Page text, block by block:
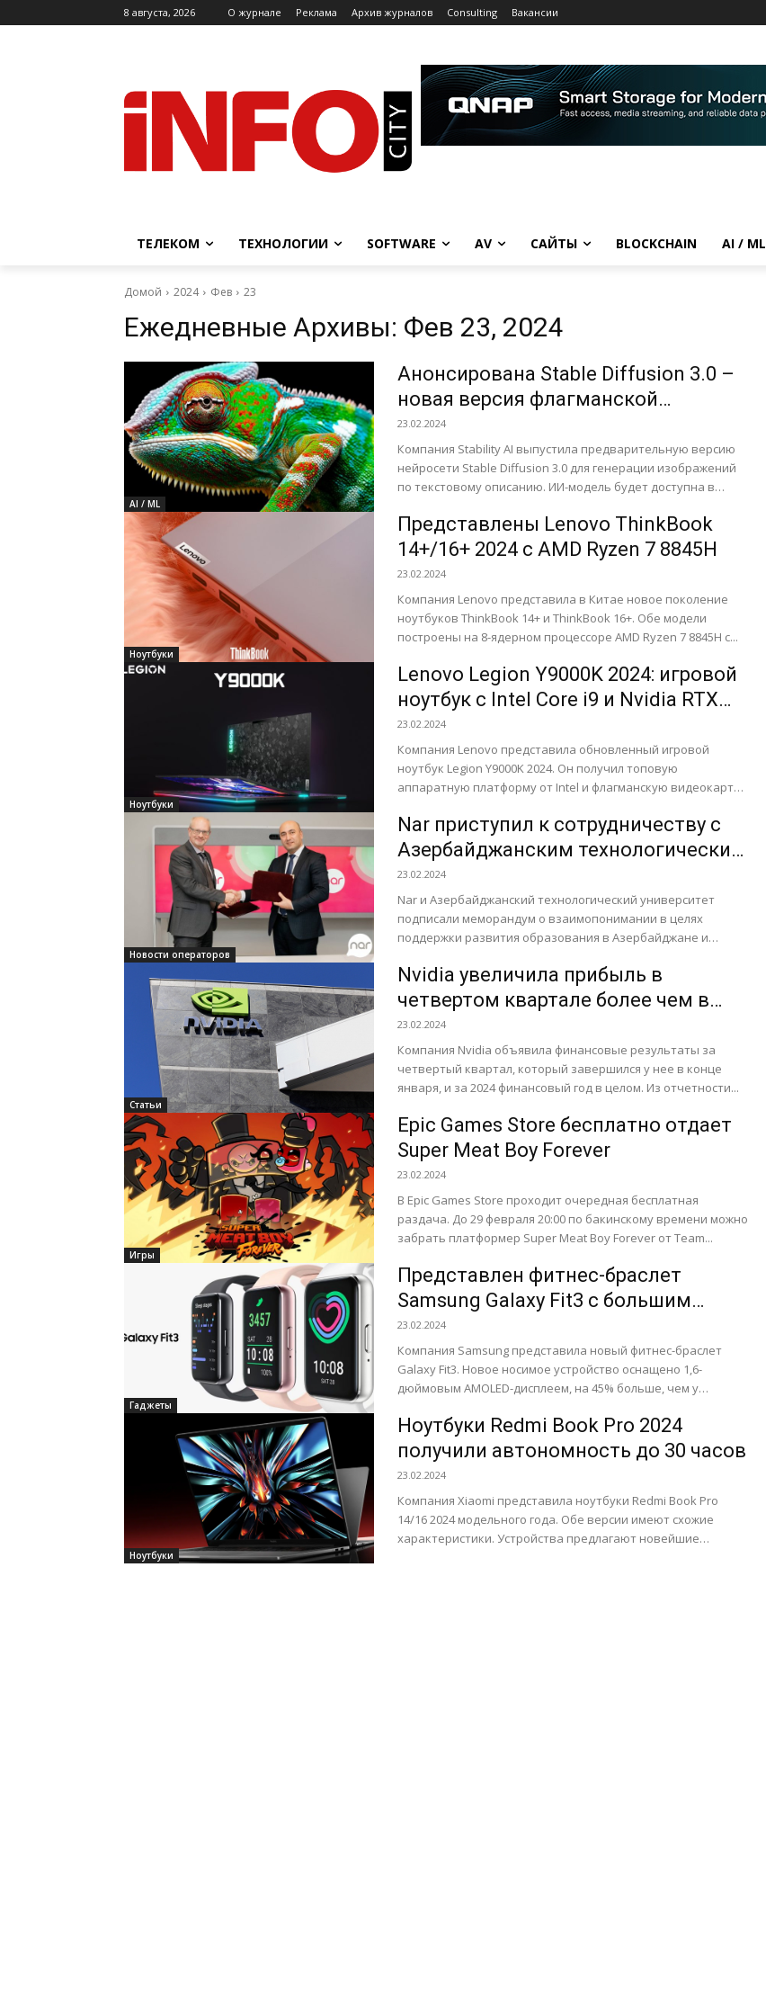
8 августа, 2026 O журнале Реклама Архив журналов Consulting Вакансии
ТЕЛЕКОМ ТЕХНОЛОГИИ SOFTWARE AV САЙТЫ BLOCKCHAIN AI / ML
Домой 2024 Фев 23
Ежедневные Архивы: Фев 23, 2024
AI / ML
Анонсирована Stable Diffusion 3.0 –
новая версия флагманской
генеративной ИИ-модели
23.02.2024
Компания Stability AI выпустила предварительную версию
нейросети Stable Diffusion 3.0 для генерации изображений
по текстовому описанию. ИИ-модель будет доступна в
Ноутбуки
Представлены Lenovo ThinkBook
14+/16+ 2024 с AMD Ryzen 7 8845H
23.02.2024
Компания Lenovo представила в Китае новое поколение
ноутбуков ThinkBook 14+ и ThinkBook 16+. Обе модели
построены на 8-ядерном процессоре AMD Ryzen 7 8845H с...
Ноутбуки
Lenovo Legion Y9000K 2024: игровой
ноутбук с Intel Core i9 и Nvidia RTX
4090 за $4172
23.02.2024
Компания Lenovo представила обновленный игровой
ноутбук Legion Y9000K 2024. Он получил топовую
аппаратную платформу от Intel и флагманскую видеокарту
Новости операторов
Nar приступил к сотрудничеству с
Азербайджанским технологическим
университетом
23.02.2024
Nar и Азербайджанский технологический университет
подписали меморандум о взаимопонимании в целях
поддержки развития образования в Азербайджане и
телекоммуникаций. Меморандум о...
Статьи
Nvidia увеличила прибыль в
четвертом квартале более чем в
восемь раз
23.02.2024
Компания Nvidia объявила финансовые результаты за
четвертый квартал, который завершился у нее в конце
января, и за 2024 финансовый год в целом. Из отчетности...
Игры
Epic Games Store бесплатно отдает
Super Meat Boy Forever
23.02.2024
В Epic Games Store проходит очередная бесплатная
раздача. До 29 февраля 20:00 по бакинскому времени можно
забрать платформер Super Meat Boy Forever от Team...
Гаджеты
Представлен фитнес-браслет
Samsung Galaxy Fit3 с большим
экраном
23.02.2024
Компания Samsung представила новый фитнес-браслет
Galaxy Fit3. Новое носимое устройство оснащено 1,6-
дюймовым AMOLED-дисплеем, на 45% больше, чем у
аккумулятору емкостью...
Ноутбуки
Ноутбуки Redmi Book Pro 2024
получили автономность до 30 часов
23.02.2024
Компания Xiaomi представила ноутбуки Redmi Book Pro
14/16 2024 модельного года. Обе версии имеют схожие
характеристики. Устройства предлагают новейшие